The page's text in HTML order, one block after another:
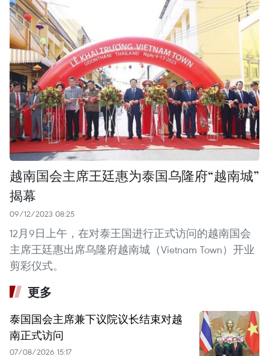
越南国会主席王廷惠为泰国乌隆府“越南城”
揭幕
09/12/2023 08:25
12月9日上午，在对泰王国进行正式访问的越南国会
主席王廷惠出席乌隆府越南城（Vietnam Town）开业
剪彩仪式。
更多
泰国国会主席兼下议院议长结束对越
南正式访问
07/08/2026 15:17